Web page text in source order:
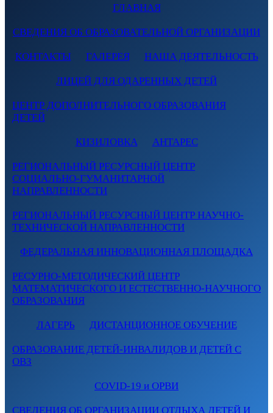
ГЛАВНАЯ
СВЕДЕНИЯ ОБ ОБРАЗОВАТЕЛЬНОЙ ОРГАНИЗАЦИИ
КОНТАКТЫ ГАЛЕРЕЯ НАША ДЕЯТЕЛЬНОСТЬ
ЛИЦЕЙ ДЛЯ ОДАРЕННЫХ ДЕТЕЙ
ЦЕНТР ДОПОЛНИТЕЛЬНОГО ОБРАЗОВАНИЯ
ДЕТЕЙ
КИЗИЛОВКА АНТАРЕС
РЕГИОНАЛЬНЫЙ РЕСУРСНЫЙ ЦЕНТР
СОЦИАЛЬНО-ГУМАНИТАРНОЙ
НАПРАВЛЕННОСТИ
РЕГИОНАЛЬНЫЙ РЕСУРСНЫЙ ЦЕНТР НАУЧНО-
ТЕХНИЧЕСКОЙ НАПРАВЛЕННОСТИ
ФЕДЕРАЛЬНАЯ ИННОВАЦИОННАЯ ПЛОЩАДКА
РЕСУРНО-МЕТОДИЧЕСКИЙ ЦЕНТР
МАТЕМАТИЧЕСКОГО И ЕСТЕСТВЕННО-НАУЧНОГО
ОБРАЗОВАНИЯ
ЛАГЕРЬ ДИСТАНЦИОННОЕ ОБУЧЕНИЕ
ОБРАЗОВАНИЕ ДЕТЕЙ-ИНВАЛИДОВ И ДЕТЕЙ С
ОВЗ
COVID-19 и ОРВИ
СВЕДЕНИЯ ОБ ОРГАНИЗАЦИИ ОТДЫХА ДЕТЕЙ И